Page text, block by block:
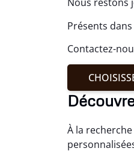
Présents
Contactez-
À la